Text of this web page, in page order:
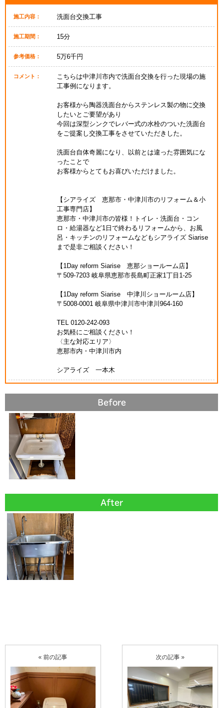
施工内容： 洗面台交換工事
施工期間： 15分
参考価格： 5万6千円
コメント：
こちらは中津川市内で洗面台交換を行った現場の施
工事例になります。
お客様から陶器洗面台からステンレス製の物に交換
したいとご要望があり
今回は深型シンクでレバー式の水栓のついた洗面台
をご提案し交換工事をさせていただきした。
洗面台自体奇麗になり、以前とは違った雰囲気にな
ったことで
お客様からとてもお喜びいただけました。
【シアライズ 恵那市・中津川市のリフォーム＆小
工事専門店】
恵那市・中津川市の皆様！トイレ・洗面台・コン
ロ・給湯器など1日で終わるリフォームから、お風
呂・キッチンのリフォームなどもシアライズ Siarise
まで是非ご相談ください！
【1Day reform Siarise 恵那ショールーム店】
〒509-7203 岐阜県恵那市長島町正家1丁目1-25
【1Day reform Siarise 中津川ショールーム店】
〒5008-0001 岐阜県中津川市中津川964-160
TEL 0120-242-093
お気軽にご相談ください！
〈主な対応エリア〉
恵那市内・中津川市内
シアライズ 一本木
Before
After
« 前の記事 次の記事 »